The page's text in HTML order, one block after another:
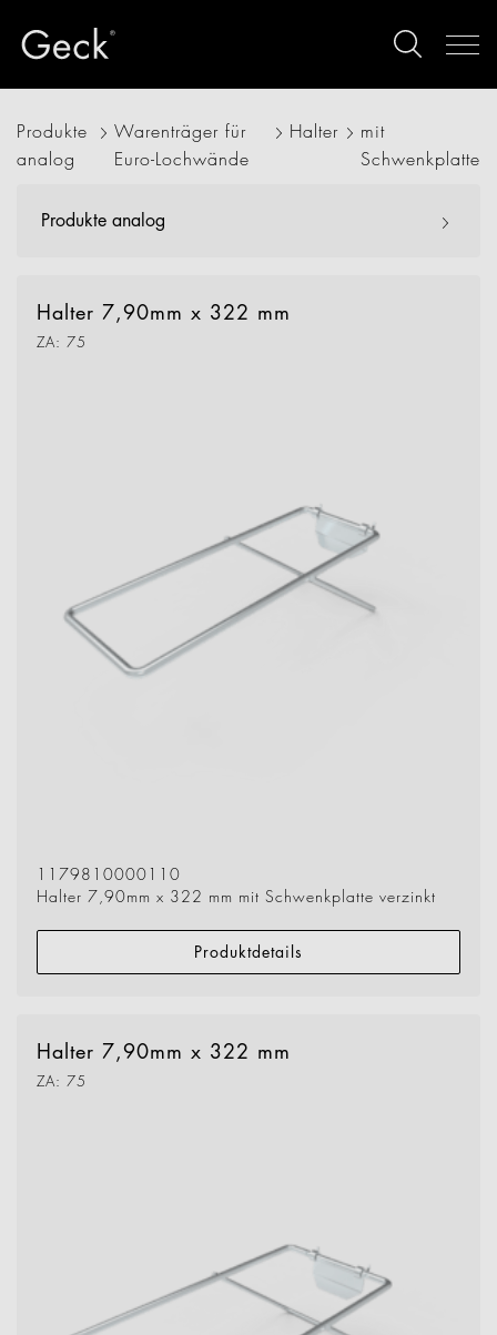
Produkte
analog
Warenträger für
Euro-Lochwände
Halter
mit
Schwenkplatte
Produkte analog
Halter 7,90mm x 322 mm
ZA: 75
1179810000110
Halter 7,90mm x 322 mm mit Schwenkplatte verzinkt
Produktdetails
Halter 7,90mm x 322 mm
ZA: 75